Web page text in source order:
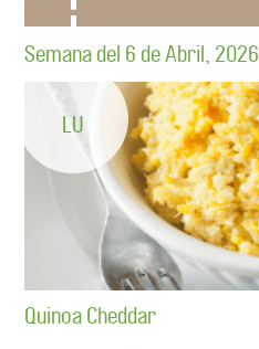
Semana del 6 de Abril, 2026
LU
Quinoa Cheddar